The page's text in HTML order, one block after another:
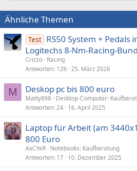
Ähnliche Themen
Test RS50 System + Pedals
Logitechs 8-Nm-Racing-
Crizzo Racing
Antworten 126 25. März 2026
M Deskop pc bis 800 euro
Matty898 Desktop-Computer:
Antworten 24 16. April 2025
Laptop für Arbeit (am
800 Euro
AxCYeR Notebooks: Kaufberatung
Antworten 17 10. Dezember 2025